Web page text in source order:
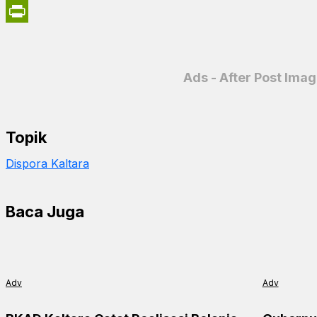
X
Ads - After Post
Topik
Dispora Kaltara
Baca Juga
Adv Adv